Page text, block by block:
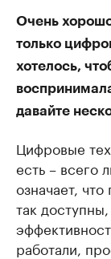
Очень
только
хотелось,
давайте
Цифровые
есть – всего
означает,
так
работали,